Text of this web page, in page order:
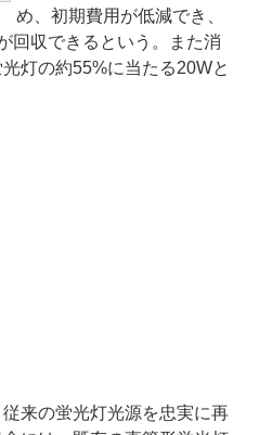
め、初期費用が低減でき、
回収できるという。また消
灯の約55%に当たる20Wと
来の蛍光灯光源を忠実に再